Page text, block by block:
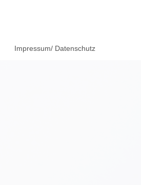
Impressum/ Datenschutz